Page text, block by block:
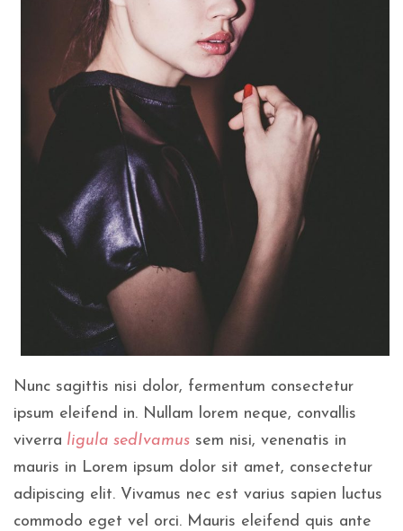
Nunc sagittis nisi dolor, fermentum consectetur
ipsum eleifend in. Nullam lorem neque, convallis
viverra ligula sedIvamus sem nisi, venenatis in
mauris in Lorem ipsum dolor sit amet, consectetur
adipiscing elit. Vivamus nec est varius sapien luctus
commodo eget vel orci. Mauris eleifend quis ante